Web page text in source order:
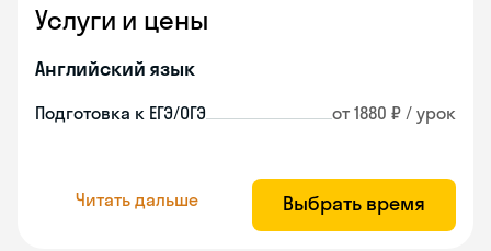
Услуги и цены
Английский язык
Подготовка к ЕГЭ/ОГЭ от 1880 ₽ / урок
Читать дальше Выбрать время